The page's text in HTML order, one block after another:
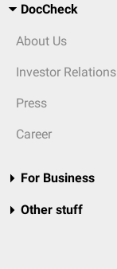
DocCheck
About Us
Investor Relations
Press
Career
For Business
Other stuff